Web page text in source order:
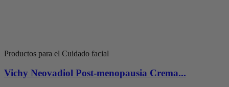
Productos para el Cuidado facial
Vichy Neovadiol Post-menopausia Crema...